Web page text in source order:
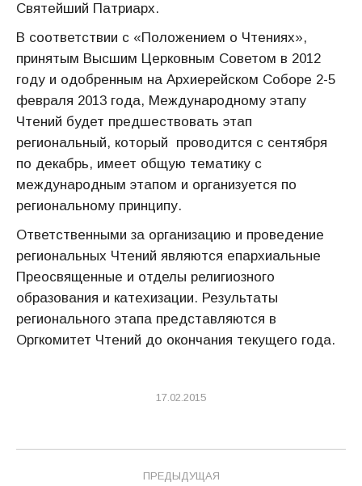
Святейший Патриарх.
В соответствии с «Положением о Чтениях»,
принятым Высшим Церковным Советом в 2012
году и одобренным на Архиерейском Соборе 2-5
февраля 2013 года, Международному этапу
Чтений будет предшествовать этап
региональный, который проводится с сентября
по декабрь, имеет общую тематику с
международным этапом и организуется по
региональному принципу.
Ответственными за организацию и проведение
региональных Чтений являются епархиальные
Преосвященные и отделы религиозного
образования и катехизации. Результаты
регионального этапа представляются в
Оргкомитет Чтений до окончания текущего года.
17.02.2015
НавигацияПРЕДЫДУЩАЯ